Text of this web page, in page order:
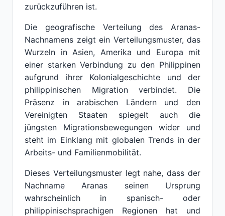
zurückzuführen ist.
Die geografische Verteilung des Aranas-
Nachnamens zeigt ein Verteilungsmuster, das
Wurzeln in Asien, Amerika und Europa mit
einer starken Verbindung zu den Philippinen
aufgrund ihrer Kolonialgeschichte und der
philippinischen Migration verbindet. Die
Präsenz in arabischen Ländern und den
Vereinigten Staaten spiegelt auch die
jüngsten Migrationsbewegungen wider und
steht im Einklang mit globalen Trends in der
Arbeits- und Familienmobilität.
Dieses Verteilungsmuster legt nahe, dass der
Nachname Aranas seinen Ursprung
wahrscheinlich in spanisch- oder
philippinischsprachigen Regionen hat und